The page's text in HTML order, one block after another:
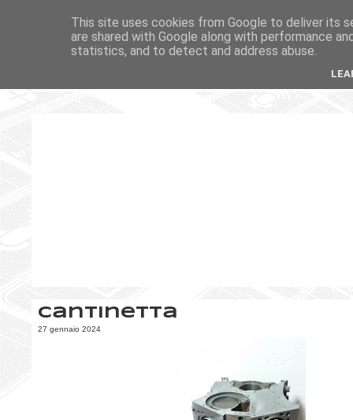
Cantinetta
27 gennaio 2024
This site uses cookies from Google to deliver its
are shared with Google along with performance
statistics, and to detect and address abuse.